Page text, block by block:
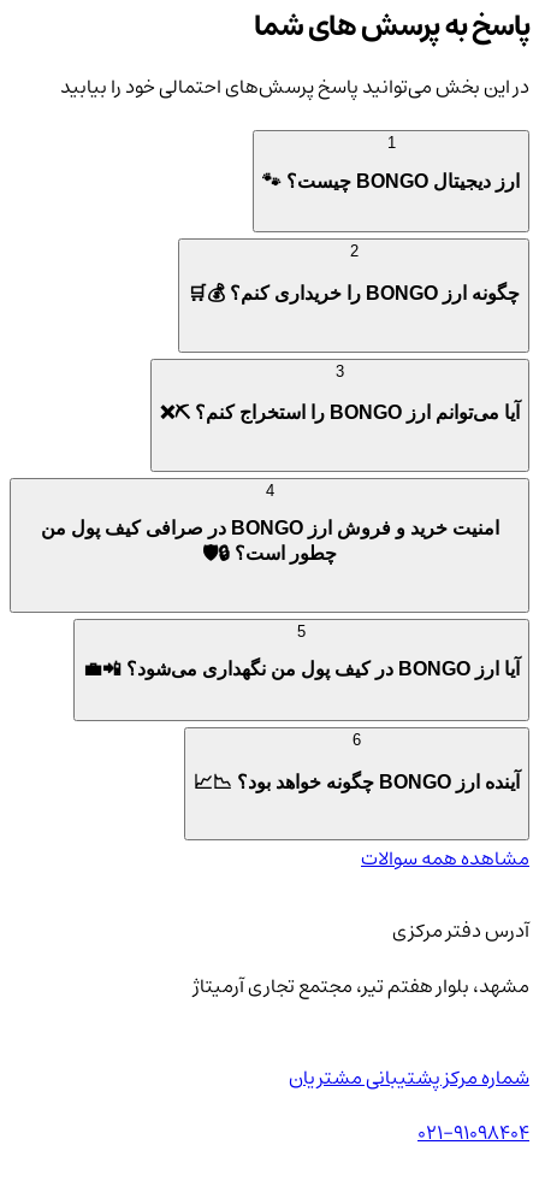
پاسخ به پرسش های شما
در این بخش می‌توانید پاسخ پرسش‌های احتمالی خود را بیابید
ارز دیجیتال BONGO چیست؟ 🐾
چگونه ارز BONGO را خریداری کنم؟ 💰🛒
آیا می‌توانم ارز BONGO را استخراج کنم؟ ⛏️❌
امنیت خرید و فروش ارز BONGO در صرافی کیف پول من
چطور است؟ 🔒🛡️
آیا ارز BONGO در کیف پول من نگهداری می‌شود؟ 📲💼
آینده ارز BONGO چگونه خواهد بود؟ 📉📈
مشاهده همه سوالات
آدرس دفتر مرکزی
مشهد، بلوار هفتم تیر، مجتمع تجاری آرمیتاژ
شماره مرکز پشتیبانی مشتریان
021-91098404